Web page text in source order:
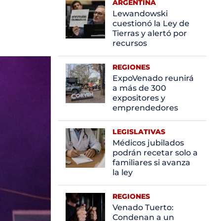
ARGENTINA
Lewandowski
cuestionó la Ley de
Tierras y alertó por
recursos
REGIONES
ExpoVenado reunirá
a más de 300
expositores y
emprendedores
LEGISLATIVAS
Médicos jubilados
podrán recetar solo a
familiares si avanza
la ley
REGIONES
Venado Tuerto:
Condenan a un